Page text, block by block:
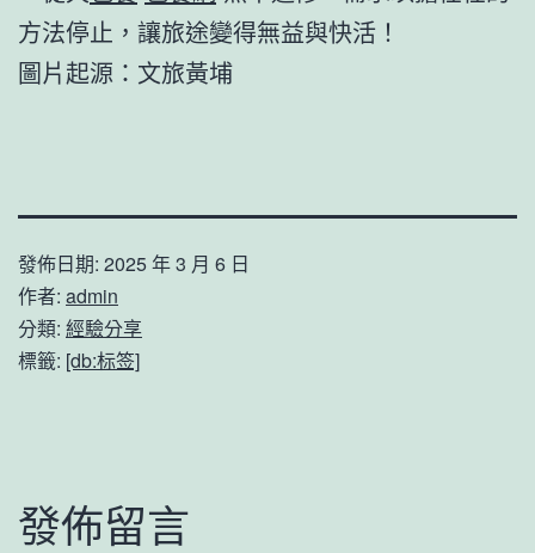
方法停止，讓旅途變得無益與快活！
圖片起源：文旅黃埔
發佈日期: 2025 年 3 月 6 日
作者: admin
分類: 經驗分享
標籤: [db:标签]
發佈留言